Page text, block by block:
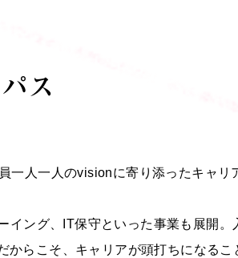
ス
人一人のvisionに寄り添ったキャリ
ング、IT保守といった事業も展開。
らこそ、キャリアが頭打ちになるこ